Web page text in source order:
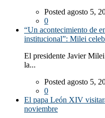
Posted agosto 5,
0
“Un acontecimiento de
institucional”: Milei
El presidente Javier
la...
Posted agosto 5,
0
El papa León XIV
noviembre